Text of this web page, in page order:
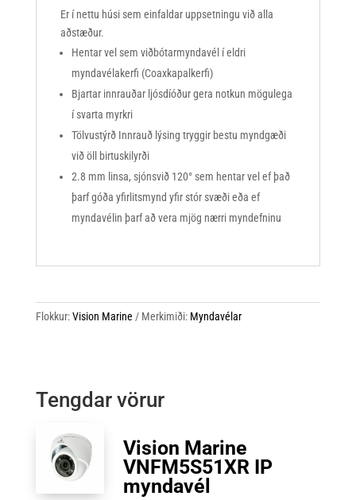
Er í nettu húsi sem einfaldar uppsetningu við alla
aðstæður.
Hentar vel sem viðbótarmyndavél í eldri
myndavélakerfi (Coaxkapalkerfi)
Bjartar innrauðar ljósdíóður gera notkun mögulega
í svarta myrkri
Tölvustýrð Innrauð lýsing tryggir bestu myndgæði
við öll birtuskilyrði
2.8 mm linsa, sjónsvið 120° sem hentar vel ef það
þarf góða yfirlitsmynd yfir stór svæði eða ef
myndavélin þarf að vera mjög nærri myndefninu
Flokkur:Vision Marine Merkimiði: Myndavélar
Tengdar vörur
Vision Marine
VNFM5S51XR IP
myndavél